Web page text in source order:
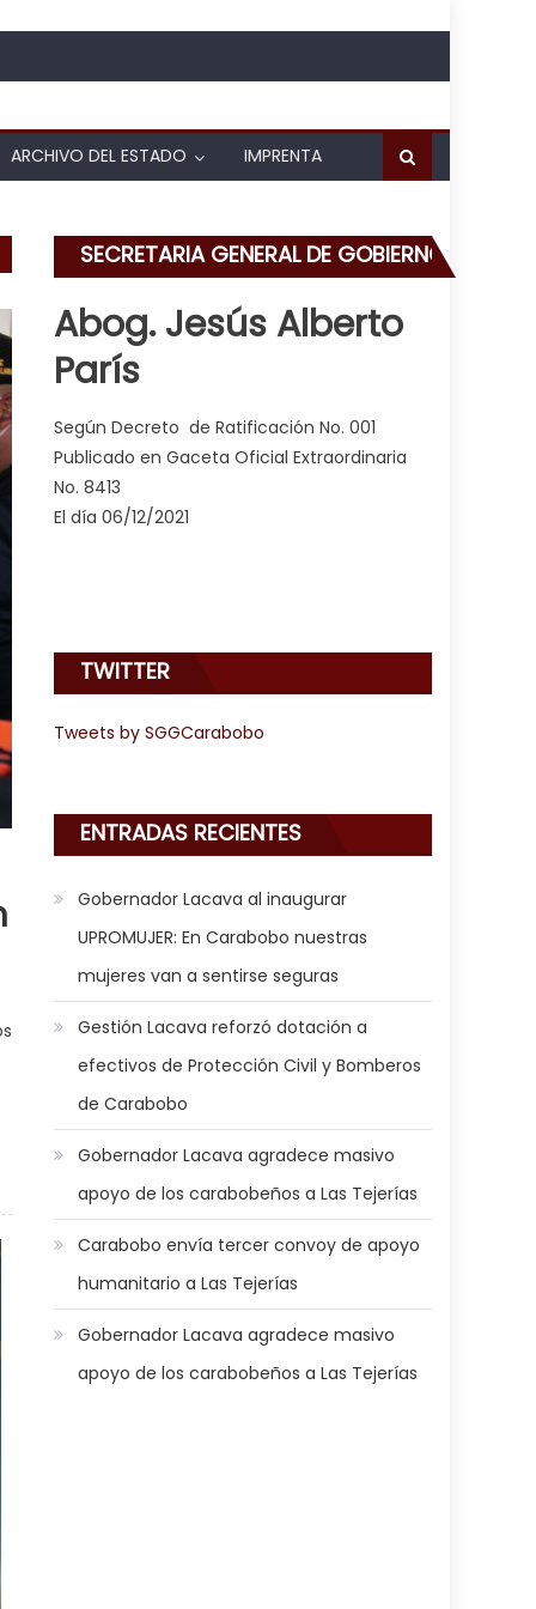
ARCHIVO DEL ESTADO IMPRENTA
Carabobo
SECRETARIA GENERAL DE GOBIERNO
Abog. Jesús Alberto
París
Según Decreto de Ratificación No. 001
Publicado en Gaceta Oficial Extraordinaria
No. 8413
El día 06/12/2021
TWITTER
Tweets by SGGCarabobo
ENTRADAS RECIENTES
Gobernador Lacava al inaugurar
UPROMUJER: En Carabobo nuestras
mujeres van a sentirse seguras
Gestión Lacava reforzó dotación a
efectivos de Protección Civil y Bomberos
de Carabobo
Gobernador Lacava agradece masivo
apoyo de los carabobeños a Las Tejerías
Carabobo envía tercer convoy de apoyo
humanitario a Las Tejerías
Gobernador Lacava agradece masivo
apoyo de los carabobeños a Las Tejerías